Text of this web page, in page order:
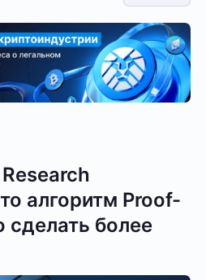
алгоритм Proof-
более